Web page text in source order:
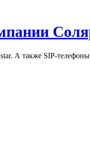
А также SIP-